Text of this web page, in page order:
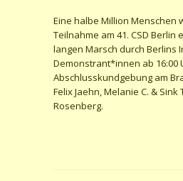
Eine halbe Million Menschen
Teilnahme am 41. CSD Berlin
langen Marsch durch Berlins
Demonstrant*innen ab 16:00
Abschlusskundgebung am
Felix Jaehn, Melanie C. &
Rosenberg.